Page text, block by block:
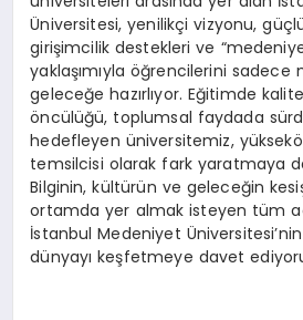
Üniversitesi, yenilikçi vizyonu,
girişimcilik destekleri ve
yaklaşımıyla öğrencilerini
geleceğe hazırlıyor. Eğitimde
öncülüğü, toplumsal faydada
hedefleyen üniversitemiz,
temsilcisi olarak fark yaratmaya
Bilginin, kültürün ve geleceğin
ortamda yer almak isteyen tüm
İstanbul Medeniyet Üniversitesi’nin
dünyayı keşfetmeye davet